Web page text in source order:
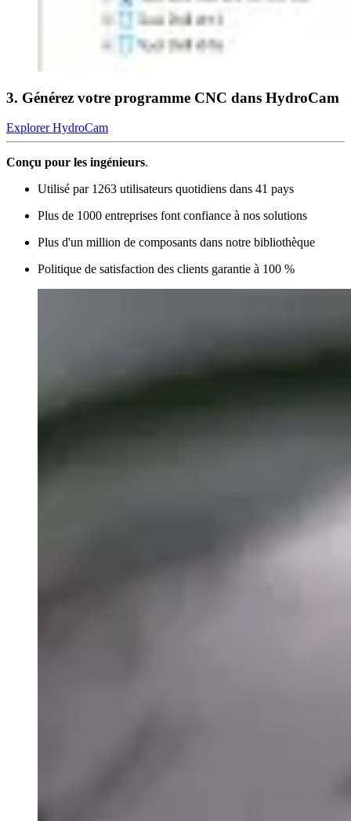
3. Générez votre programme CNC dans HydroCam
Explorer HydroCam
Conçu pour les ingénieurs.
Utilisé par 1263 utilisateurs quotidiens dans 41 pays
Plus de 1000 entreprises font confiance à nos solutions
Plus d'un million de composants dans notre bibliothèque
Politique de satisfaction des clients garantie à 100 %